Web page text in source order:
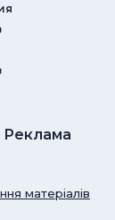
Реклама
матеріалів